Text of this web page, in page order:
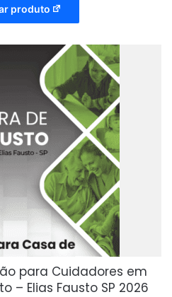
produto
para Cuidadores em
– Elias Fausto SP 2026